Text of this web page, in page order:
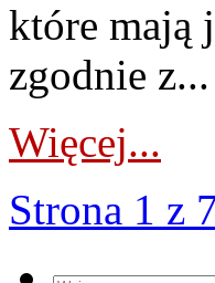
które mają
zgodnie z...
Więcej...
Strona 1 z